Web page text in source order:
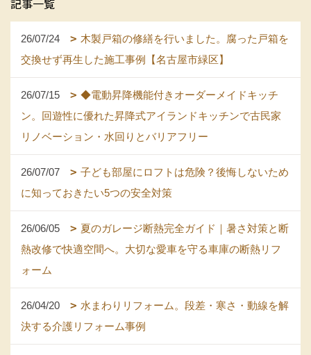
記事一覧
26/07/24
木製戸箱の修繕を行いました。腐った戸箱を
交換せず再生した施工事例【名古屋市緑区】
26/07/15
◆電動昇降機能付きオーダーメイドキッチ
ン。回遊性に優れた昇降式アイランドキッチンで古民家
リノベーション・水回りとバリアフリー
26/07/07
子ども部屋にロフトは危険？後悔しないため
に知っておきたい5つの安全対策
26/06/05
夏のガレージ断熱完全ガイド｜暑さ対策と断
熱改修で快適空間へ。大切な愛車を守る車庫の断熱リフ
ォーム
26/04/20
水まわりリフォーム。段差・寒さ・動線を解
決する介護リフォーム事例